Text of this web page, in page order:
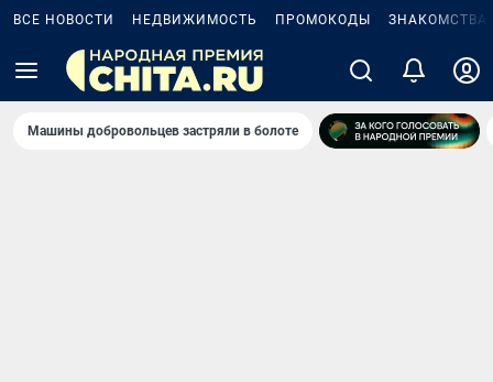
ВСЕ НОВОСТИ НЕДВИЖИМОСТЬ ПРОМОКОДЫ ЗНАКОМСТВА
Машины добровольцев застряли в болоте